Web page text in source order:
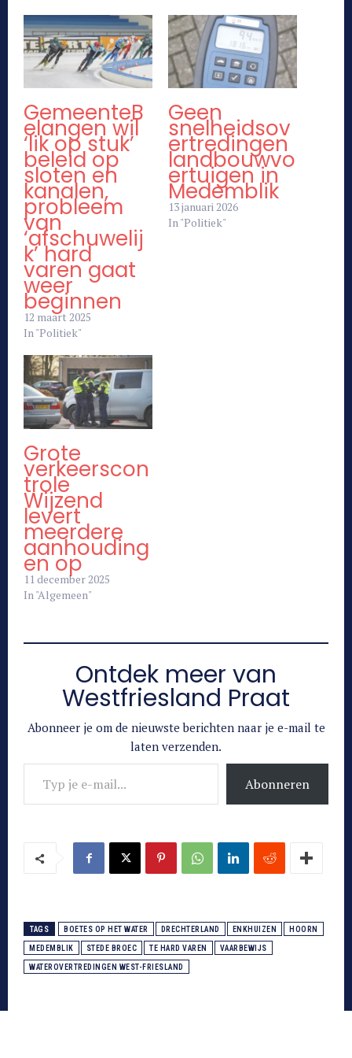
GemeenteB
elangen wil
‘lik op stuk’
beleid op
sloten en
kanalen,
probleem
van
‘afschuwelij
k’ hard
varen gaat
weer
beginnen
12 maart 2025
In "Politiek"
Geen
snelheidsov
ertredingen
landbouwvo
ertuigen in
Medemblik
13 januari 2026
In "Politiek"
Grote
verkeerscon
trole
Wijzend
levert
meerdere
aanhouding
en op
11 december 2025
In "Algemeen"
Ontdek meer van
Westfriesland Praat
Abonneer je om de nieuwste berichten naar je e-mail te
laten verzenden.
Typ je e-mail...
Abonneren
TAGS BOETES OP HET WATER DRECHTERLAND ENKHUIZEN HOORN
MEDEMBLIK STEDE BROEC TE HARD VAREN VAARBEWIJS
WATEROVERTREDINGEN WEST-FRIESLAND